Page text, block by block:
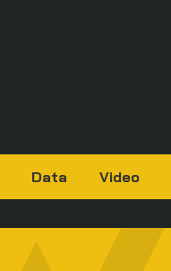
Data Video